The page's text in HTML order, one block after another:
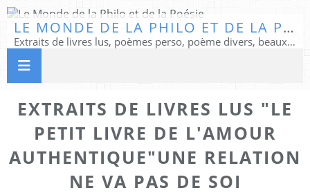
LE MONDE DE LA PHILO ET DE LA POÉSIE
Extraits de livres lus, poèmes perso, poème divers, beaux textes...
EXTRAITS DE LIVRES LUS "LE
PETIT LIVRE DE L'AMOUR
AUTHENTIQUE"UNE RELATION
NE VA PAS DE SOI